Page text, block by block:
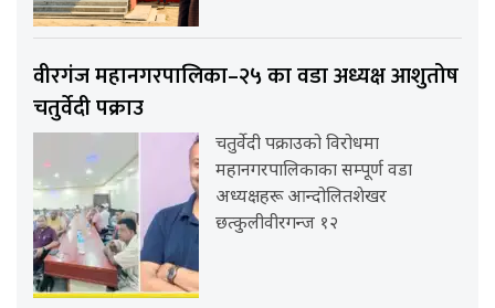
वीरगंज महानगरपालिका–२५ का वडा अध्यक्ष आशुतोष
चतुर्वेदी पक्राउ
चतुर्वेदी पक्राउको विरोधमा
महानगरपालिकाका सम्पूर्ण वडा
अध्यक्षहरू आन्दोलितशेखर
छत्कुलीवीरगन्ज १२